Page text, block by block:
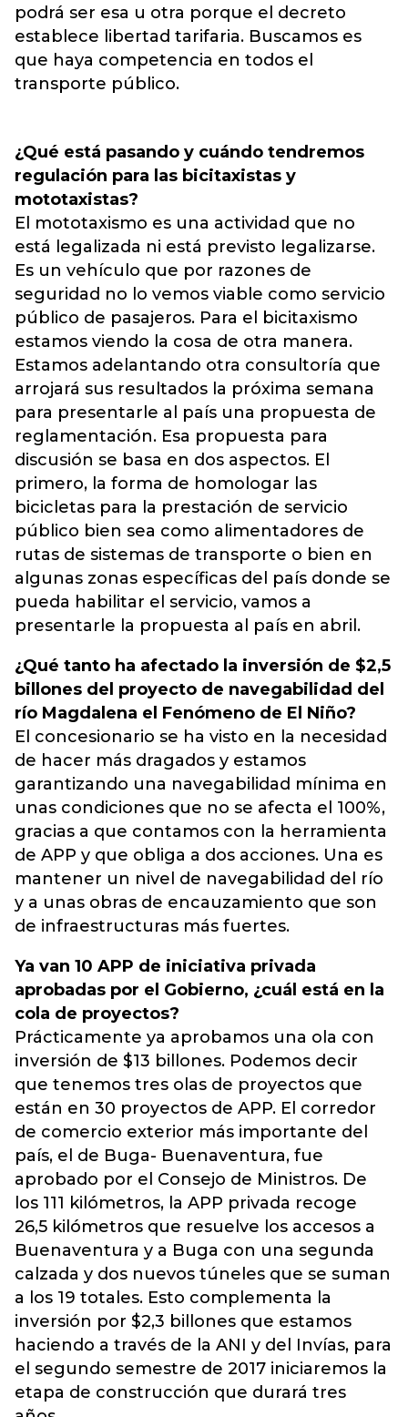
podrá ser esa u otra porque el decreto
establece libertad tarifaria. Buscamos es
que haya competencia en todos el
transporte público.
¿Qué está pasando y cuándo tendremos
regulación para las bicitaxistas y
mototaxistas?
El mototaxismo es una actividad que no
está legalizada ni está previsto legalizarse.
Es un vehículo que por razones de
seguridad no lo vemos viable como servicio
público de pasajeros. Para el bicitaxismo
estamos viendo la cosa de otra manera.
Estamos adelantando otra consultoría que
arrojará sus resultados la próxima semana
para presentarle al país una propuesta de
reglamentación. Esa propuesta para
discusión se basa en dos aspectos. El
primero, la forma de homologar las
bicicletas para la prestación de servicio
público bien sea como alimentadores de
rutas de sistemas de transporte o bien en
algunas zonas específicas del país donde se
pueda habilitar el servicio, vamos a
presentarle la propuesta al país en abril.
¿Qué tanto ha afectado la inversión de $2,5
billones del proyecto de navegabilidad del
río Magdalena el Fenómeno de El Niño?
El concesionario se ha visto en la necesidad
de hacer más dragados y estamos
garantizando una navegabilidad mínima en
unas condiciones que no se afecta el 100%,
gracias a que contamos con la herramienta
de APP y que obliga a dos acciones. Una es
mantener un nivel de navegabilidad del río
y a unas obras de encauzamiento que son
de infraestructuras más fuertes.
Ya van 10 APP de iniciativa privada
aprobadas por el Gobierno, ¿cuál está en la
cola de proyectos?
Prácticamente ya aprobamos una ola con
inversión de $13 billones. Podemos decir
que tenemos tres olas de proyectos que
están en 30 proyectos de APP. El corredor
de comercio exterior más importante del
país, el de Buga- Buenaventura, fue
aprobado por el Consejo de Ministros. De
los 111 kilómetros, la APP privada recoge
26,5 kilómetros que resuelve los accesos a
Buenaventura y a Buga con una segunda
calzada y dos nuevos túneles que se suman
a los 19 totales. Esto complementa la
inversión por $2,3 billones que estamos
haciendo a través de la ANI y del Invías, para
el segundo semestre de 2017 iniciaremos la
etapa de construcción que durará tres